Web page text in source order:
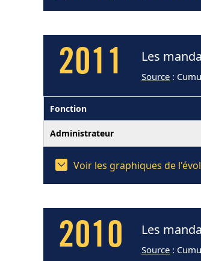
2011 Les
Source :
Fonction
Administrateur
Voir les graphiques de
2010 Les
Source :